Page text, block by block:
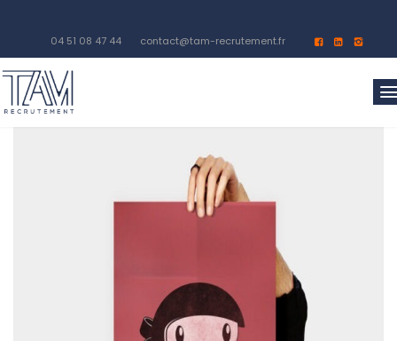
04 51 08 47 44 contact@tam-recrutement.fr